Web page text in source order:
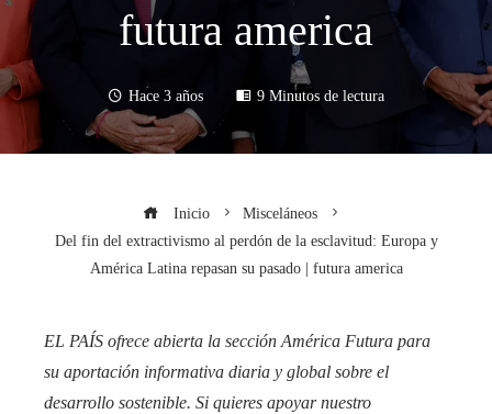
futura america
Hace 3 años 9 Minutos de lectura
Inicio
Misceláneos
Del fin del extractivismo al perdón de la esclavitud: Europa y
América Latina repasan su pasado | futura america
EL PAÍS ofrece abierta la sección América Futura para
su aportación informativa diaria y global sobre el
desarrollo sostenible. Si quieres apoyar nuestro